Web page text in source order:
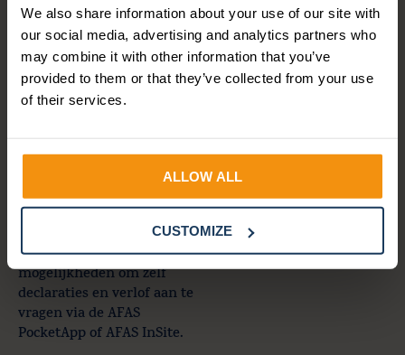
We also share information about your use of our site with
our social media, advertising and analytics partners who
may combine it with other information that you’ve
provided to them or that they’ve collected from your use
of their services.
ALLOW ALL
CUSTOMIZE
De projectinspanningen
hebben hun vruchten
afgeworpen in de vorm van
verbeterde rapportage
uniformiteit en
eenduidige manier en
besparen enorm veel tijd,”
legt Mark uit. De
tevredenheid onder zowel
medewerkers als managers
is gestegen, dankzij de
mogelijkheden om zelf
declaraties en verlof aan te
vragen via de AFAS
PocketApp of AFAS InSite.